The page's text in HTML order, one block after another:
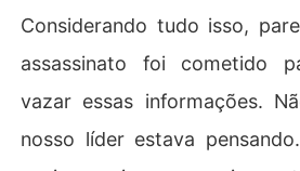
Considerando tudo isso,
assassinato foi cometido
vazar essas informações.
nosso líder estava